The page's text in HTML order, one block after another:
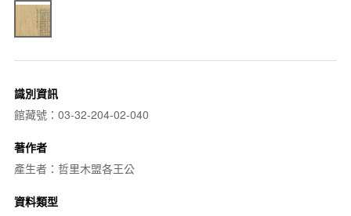
識別資訊
館藏號：03-32-204-02-040
著作者
產生者：哲里木盟各王公
資料類型